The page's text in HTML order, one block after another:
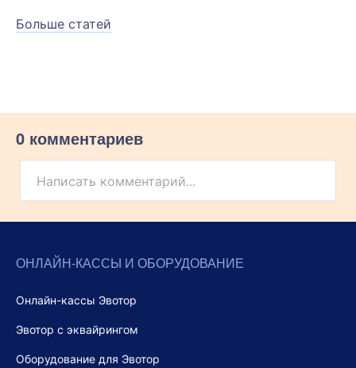
Больше статей
0 комментариев
Написать комментарий...
ОНЛАЙН-КАССЫ И ОБОРУДОВАНИЕ
Онлайн-кассы Эвотор
Эвотор с эквайрингом
Оборудование для Эвотор